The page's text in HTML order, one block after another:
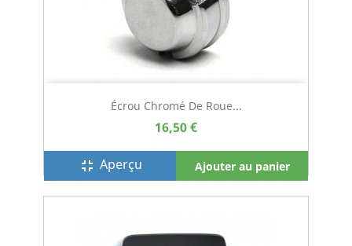
Écrou Chromé De Roue...
16,50 €
fullscreen_exit Aperçu Ajouter au panier